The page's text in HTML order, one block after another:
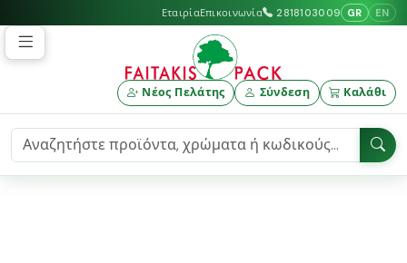
ΕταιρίαΕπικοινωνία 2818103009 GR EN
Νέος Πελάτης Σύνδεση Καλάθι